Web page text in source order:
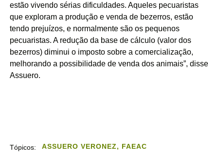
estão vivendo sérias dificuldades. Aqueles pecuaristas
que exploram a produção e venda de bezerros, estão
tendo prejuízos, e normalmente são os pequenos
pecuaristas. A redução da base de cálculo (valor dos
bezerros) diminui o imposto sobre a comercialização,
melhorando a possibilidade de venda dos animais”, disse
Assuero.
Tópicos: ASSUERO VERONEZ, FAEAC